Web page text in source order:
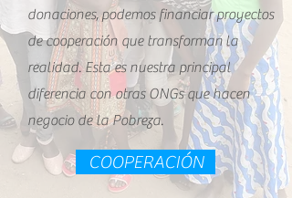
donaciones, podemos financiar proyectos
de cooperación que transforman la
realidad. Esta es nuestra principal
diferencia con otras ONGs que hacen
negocio de la Pobreza.
COOPERACIÓN